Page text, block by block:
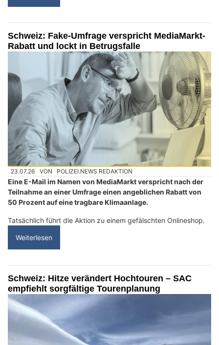
Schweiz: Fake-Umfrage verspricht MediaMarkt-
Rabatt und lockt in Betrugsfalle
23.07.26 VON POLIZEI.NEWS REDAKTION
Eine E-Mail im Namen von MediaMarkt verspricht nach der
Teilnahme an einer Umfrage einen angeblichen Rabatt von
50 Prozent auf eine tragbare Klimaanlage.
Tatsächlich führt die Aktion zu einem gefälschten Onlineshop.
Weiterlesen
Schweiz: Hitze verändert Hochtouren – SAC
empfiehlt sorgfältige Tourenplanung